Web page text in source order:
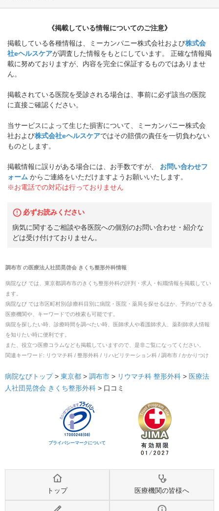
《掲載している情報についてのご注意》
掲載している各種情報は、ミーカンパニー株式会社および株式会
社eヘルスケアが調査した情報をもとにしています。 正確な情報掲
載に努めておりますが、内容を完全に保証するものではありませ
ん。
掲載されている医院を受診される場合は、事前に必ず該当の医院
に直接ご確認ください。
当サービスによって生じた損害について、ミーカンパニー株式会
社および株式会社eヘルスケアではその賠償の責任を一切負わない
ものとします。
掲載情報に誤りがある場合には、お手数ですが、
お問い合わせフ
ォーム からご連絡をいただけますようお願いいたします。
※お電話での対応は行っておりません
必ずお読みください
病気に関するご相談や各医院への個別のお問い合わせ・紹介な
どは受け付けておりません。
調布市の医療法人社団晃啓会 きくち整形外科情報
病院なび では、 東京都調布市のきくち整形外科の評判・求人・転職情報を掲載してい
ます。
病院なび では市区町村別/診療科目別に病院・医院・薬局を探せるほか、予約ができる
医療機関や、キーワードでの検索も可能です。
病院を探したい時、診療時間を調べたい時、医師求人や看護師求人、薬剤師求人情報
を知りたい時に便利です。
また、役立つ医療コラムなども掲載していますので、是非ご覧になってください。
関連キーワード: リウマチ科 / 整形外科 / リハビリテーション科 / 調布市 / かかりつけ
病院なびトップ > 東京都 > 調布市 > リウマチ科 整形外科 > 医療法
人社団晃啓会 きくち整形外科 > 口コミ
プライバシーマークについて
トップ 医療機関の皆様へ